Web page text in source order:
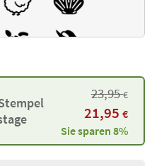
23,95€
21,95 €
Sie sparen 8%